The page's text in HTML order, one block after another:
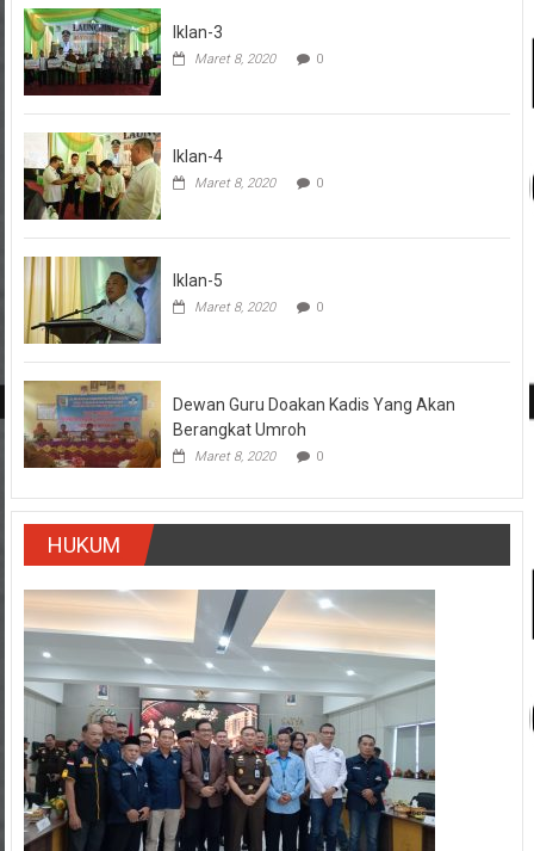
Iklan-3
Maret 8, 2020 0
Iklan-4
Maret 8, 2020 0
Iklan-5
Maret 8, 2020 0
Dewan Guru Doakan Kadis Yang Akan
Berangkat Umroh
Maret 8, 2020 0
HUKUM